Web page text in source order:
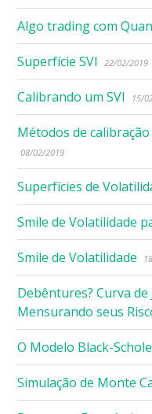
Algo trading com
Superfície SVI 22/02/2019
Calibrando um SVI 15/
Métodos de
08/02/2019
Superfícies de
Smile de Volatilidade
Smile de Volatilidade
Debêntures? Curva
Mensurando seus
O Modelo Black-
Simulação de Monte